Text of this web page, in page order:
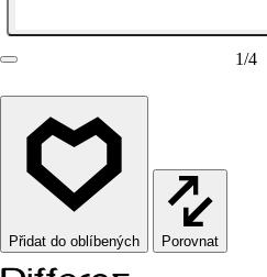
1/4
Porovnat